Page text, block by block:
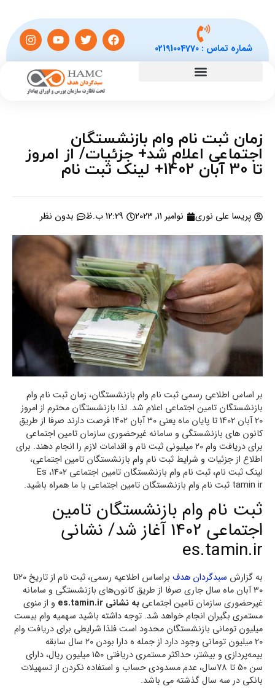
شماره تماس :02191004770
زمان ثبت نام وام بازنشستگان
اجتماعی اعلام شد+ جزئیات/ از امروز
تا 30 آبان 1402+ لینک ثبت نام
پریسا علی نوری نوامبر 11, 2023 12:29 ب.ظ بدون نظر
بر اساس اطلاعی رسمی ثبت نام وام بازنشستگان، زمان ثبت نام وام
بازنشستگان تامین اجتماعی اعلام شد. لذا بازنشستگان محترم از امروز
20 آبان 1402 تا پایان ماه یعنی 30 آبان 1402 فرصت دارند صرفا از طریق
کانون‌ های بازنشستگی و سامانه غیرحضوری سازمان تامین اجتماعی
برای دریافت وام 20 میلیونی ثبت نام و اقدامات لازم را انجام دهند. برای
اطلاع از جزئیات و شرایط ثبت نام وام بازنشستگان تامین اجتماعی،
لینک ثبت نام، ثبت نام وام بازنشستگان تامین اجتماعی 1402، Es
tamin ir ثبت نام وام بازنشستگان تامین اجتماعی با ما همراه باشید.
ثبت نام وام بازنشستگان تامین
اجتماعی 1402 آغاز شد/ نشانی
es.tamin.ir
به گزارش سبدگردان هدف
براساس اطلاعیه رسمی، ثبت نام از تاریخ ۲۰تا
۳۰ آبان ماه سال جاری صرفا از طریق کانون‌های بازنشستگی و سامانه
غیرحضوری سازمان تامین اجتماعی به نشانی es.tamin.ir
و از منوی
مستمری بگیران انجام خواهد شد. توجه داشته باشید سهمیه وام بیست
میلیون تومانی بازنشستگان محدود است فلذا شرایطی برای دریافت وام
20 میلیون تومانی وجود دارد از جمله ه دارا بودن ۲۰ سال سابقه
بیمه‌پردازی و بیشتر، حداکثر مستمری دریافتی ۱۵۰ میلیون ریال، دارای
سن ۵۰ تا ۷۸سال، عدم مسدودی حساب و استفاده نکردن از تسهیلات
بانکی در سه سال گذشته می باشد.